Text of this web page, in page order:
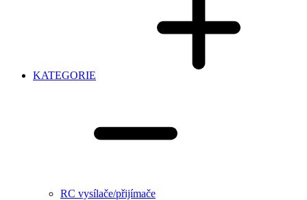
KATEGORIE
RC vysílače/přijímače